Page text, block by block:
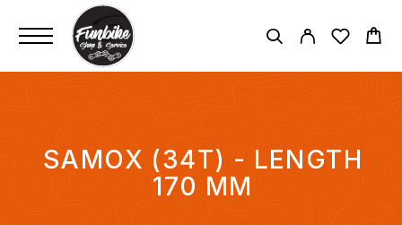
SAMOX (34T) - LENGTH
170 MM